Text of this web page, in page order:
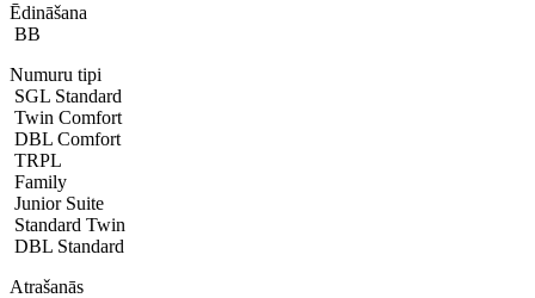
Ēdināšana
BB
Numuru tipi
SGL Standard
Twin Comfort
DBL Comfort
TRPL
Family
Junior Suite
Standard Twin
DBL Standard
Atrašanās